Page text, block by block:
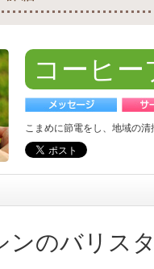
コーヒ
こまめに節電をし、地域の
ンのバリス